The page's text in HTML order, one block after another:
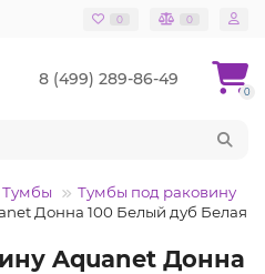
0 0
8 (499) 289-86-49
0
Тумбы
Тумбы под раковину
Донна 100 Белый дуб Белая
Aquanet Донна